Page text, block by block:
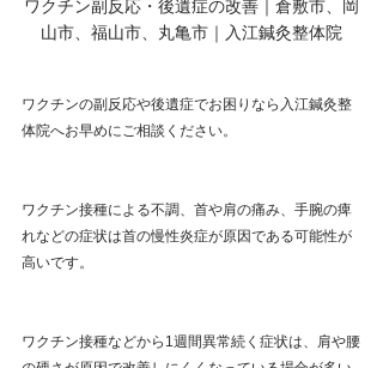
ワクチン副反応・後遺症の改善｜倉敷市、岡
山市、福山市、丸亀市｜入江鍼灸整体院
ワクチンの副反応や後遺症でお困りなら入江鍼灸整
体院へお早めにご相談ください。
ワクチン接種による不調、首や肩の痛み、手腕の痺
れなどの症状は首の慢性炎症が原因である可能性が
高いです。
ワクチン接種などから1週間異常続く症状は、肩や腰